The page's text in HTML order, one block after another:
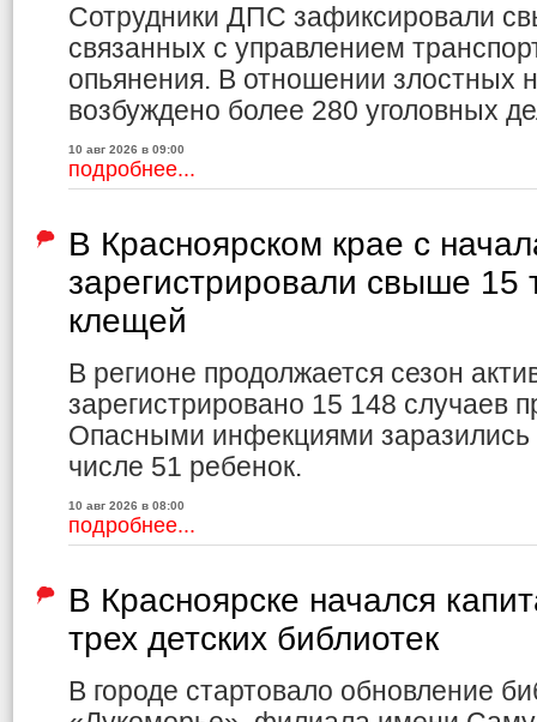
Сотрудники ДПС зафиксировали
связанных с управлением
опьянения. В отношении злостных
возбуждено более 280 уголовных
10 авг 2026 в 09:00
подробнее...
В Красноярском крае с
зарегистрировали свыше 15
клещей
В регионе продолжается сезон
зарегистрировано 15 148 случаев
Опасными инфекциями заразились
числе 51 ребенок.
10 авг 2026 в 08:00
подробнее...
В Красноярске начался
трех детских библиотек
В городе стартовало обновление